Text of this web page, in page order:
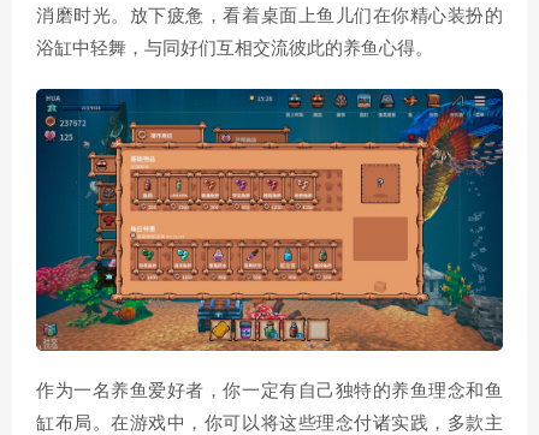
消磨时光。放下疲惫，看着桌面上鱼儿们在你精心装扮的
浴缸中轻舞，与同好们互相交流彼此的养鱼心得。
作为一名养鱼爱好者，你一定有自己独特的养鱼理念和鱼
缸布局。在游戏中，你可以将这些理念付诸实践，多款主